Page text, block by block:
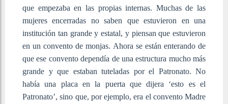
que empezaba en las propias internas. Muchas de las
mujeres encerradas no saben que estuvieron en una
institución tan grande y estatal, y piensan que estuvieron
en un convento de monjas. Ahora se están enterando de
que ese convento dependía de una estructura mucho más
grande y que estaban tuteladas por el Patronato. No
había una placa en la puerta que dijera ‘esto es el
Patronato’, sino que, por ejemplo, era el convento Madre